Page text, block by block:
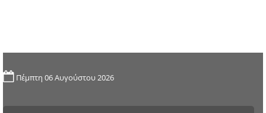
Πέμπτη 06 Αυγούστου 2026